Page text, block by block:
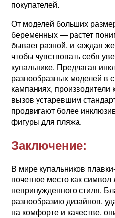
покупателей.
От моделей больших
беременных — растет
бывает разной, и каждая
чтобы чувствовать себя
купальнике. Предлагая
разнообразных моделей в
кампаниях, производители
вызов устаревшим
продвигают более
фигуры для пляжа.
Заключение:
В мире купальников
почетное место как символ
непринужденного стиля.
разнообразию дизайнов,
на комфорте и качестве,